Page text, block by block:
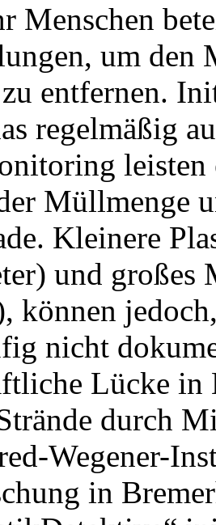
Menschen
um den
entfernen.
regelmäßig
Müllmenge
Kleinere
und großes
können
nicht
Lücke in
durch
Wegener-
in